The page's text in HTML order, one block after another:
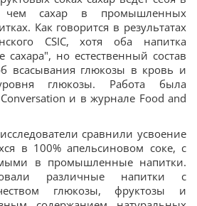
чем сахар в промышленных
Как говорится в результатах
CSIC, хотя оба напитка
сахара", но естественный состав
всасывания глюкозы в кровь и
глюкозы. Работа была
и в журнале Food and
сравнили усвоение
в 100% апельсиновом соке, с
в промышленные напитки.
различные напитки с
глюкозы, фруктозы и